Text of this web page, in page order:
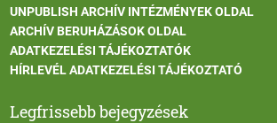
UNPUBLISH ARCHÍV INTÉZMÉNYEK OLDAL
ARCHÍV BERUHÁZÁSOK OLDAL
ADATKEZELÉSI TÁJÉKOZTATÓK
HÍRLEVÉL ADATKEZELÉSI TÁJÉKOZTATÓ
Legfrissebb bejegyzések